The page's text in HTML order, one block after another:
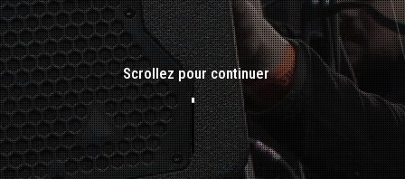
Scrollez pour continuer